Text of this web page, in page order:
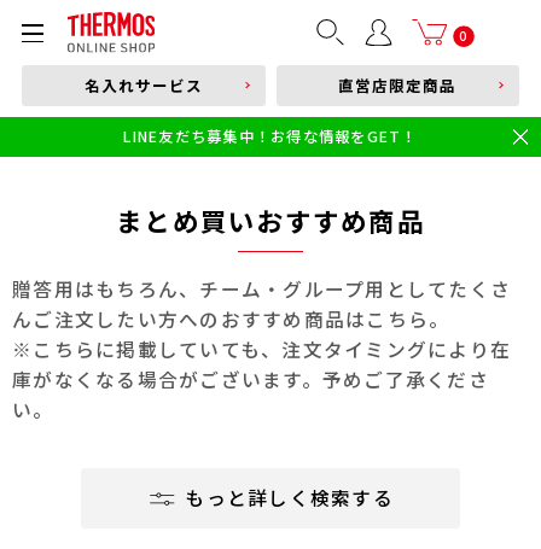
0
部品購入はこちら
本体品番やキーワードを入力
食洗機対応 新製品
幼児・園児向け水筒
名入れサービス 直営店限定商品
LINE友だち募集中！お得な情報をGET！
まとめ買いおすすめ商品
贈答用はもちろん、チーム・グループ用としてたくさ
んご注文したい方へのおすすめ商品はこちら。
※こちらに掲載していても、注文タイミングにより在
庫がなくなる場合がございます。予めご了承くださ
い。
もっと詳しく検索する